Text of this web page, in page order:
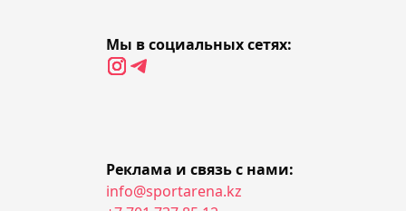
"Барысе"
18:34, 07 августа 2026
Мы в социальных сетях:
Реклама и связь с нами:
info@sportarena.kz